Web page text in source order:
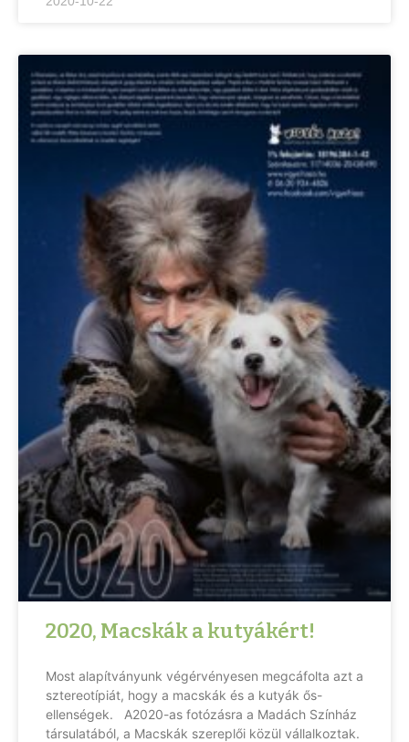
2020, Macskák a kutyákért!
Most alapítványunk végérvényesen megcáfolta azt a
sztereotípiát, hogy a macskák és a kutyák ős-
ellenségek. A2020-as fotózásra a Madách Színház
társulatából, a Macskák szereplői közül vállalkoztak.